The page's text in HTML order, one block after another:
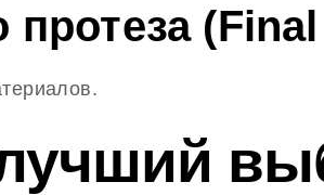
протеза